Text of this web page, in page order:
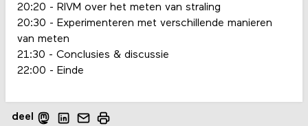
20:20 - RIVM over het meten van straling
20:30 - Experimenteren met verschillende manieren
van meten
21:30 - Conclusies & discussie
22:00 - Einde
deel